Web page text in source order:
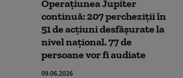
Operaţiunea Jupiter
continuă: 207 percheziţii în
51 de acţiuni desfăşurate la
nivel naţional. 77 de
persoane vor fi audiate
09.06.2026